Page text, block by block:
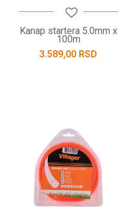
Kanap startera 5.0mm x
100m
3.589,00 RSD